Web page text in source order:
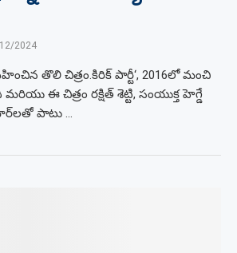
2024
తొలి చిత్రం.కిరిక్ పార్టీ‘, 2016లో మంచి
ఈ చిత్రం రక్షిత్ శెట్టి, సంయుక్త హెగ్డే
పాటు …